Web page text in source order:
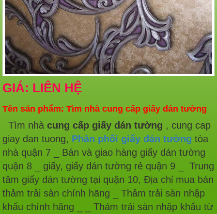
GIÁ: LIÊN HỆ
Tên sản phẩm: Tìm nhà cung cấp giấy dán tường
Tìm nhà cung cấp giấy dán tường , cung cap
giay dan tuong, Phân phối giấy dán tường tòa
nhà quận 7 _ Bán và giao hàng giấy dán tường
quận 8 _ giấy, giấy dán tường rẻ quận 9 _ Trung
tâm giấy dán tường tại quận 10, Địa chỉ mua bán
thảm trải sàn chính hãng _ Thảm trải sàn nhập
khẩu chính hãng _ _ Thảm trải sàn nhập khẩu từ